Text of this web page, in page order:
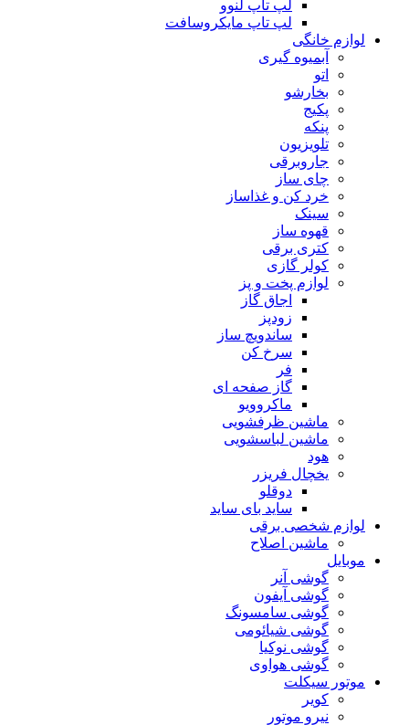
لپ تاپ لنوو
لپ تاپ مایکروسافت
لوازم خانگی
آبمیوه گیری
اتو
بخارشو
پکیج
پنکه
تلویزیون
جاروبرقی
چای ساز
خرد کن و غذاساز
سینک
قهوه ساز
کتری برقی
کولر گازی
لوازم پخت و پز
اجاق گاز
زودپز
ساندویچ ساز
سرخ کن
فر
گاز صفحه ای
ماکروویو
ماشین ظرفشویی
ماشین لباسشویی
هود
یخچال فریزر
دوقلو
ساید بای ساید
لوازم شخصی برقی
ماشین اصلاح
موبایل
گوشی آنر
گوشی آیفون
گوشی سامسونگ
گوشی شیائومی
گوشی نوکیا
گوشی هواوی
موتور سیکلت
کویر
نیرو موتور